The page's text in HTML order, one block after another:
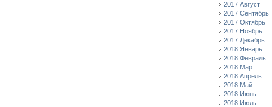
2017 Август
2017 Сентябрь
2017 Октябрь
2017 Ноябрь
2017 Декабрь
2018 Январь
2018 Февраль
2018 Март
2018 Апрель
2018 Май
2018 Июнь
2018 Июль